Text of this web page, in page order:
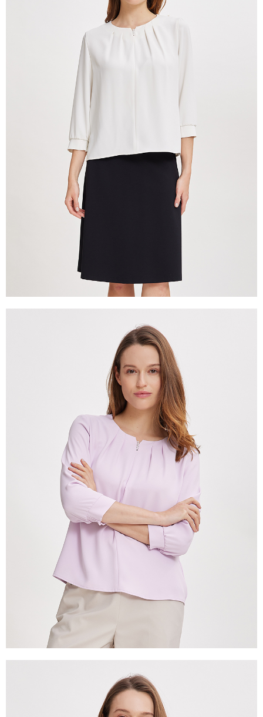
購買商品的店家。未經商家同意取消之訂單仍視為有效，需透過AFTEE先享
※ 交易是否成功請以「AFTEE先享後付 」之結帳頁面顯示為準，若有關於
是否繳費成功／繳費後需取消欲退款等相關疑問，請聯繫「AFTEE先享後付
https://netprotections.freshdesk.com/support/home
１．透過由恩沛科技股份有限公司提供之「AFTEE先享後付」服務完成之交
易，需依本服務之必要範圍內提供個人資料，並將交易相關給付款項請求債
權轉讓予恩沛科技股份有限公司。
２．關於個人資料處理事宜，請瀏覽以下網址：
https://aftee.tw/terms/#terms3
３．未成年的使用者請事先徵得法定代理人或監護人之同意方可使用
「AFTEE先享後付」，若未經同意申辦者引起之損失，本公司不負相關責
４．使用「AFTEE先享後付」時，將依據個別帳號之用戶狀況，依本公司即
時審查核予不同之上限額度；若仍有額度不足之情形，本公司將視審查結果
請求用戶進行身份認證。
５．嚴禁一人註冊多個帳號或使用他人資訊註冊。若發現惡意使用之情形，
恩沛科技股份有限公司將有權停止該用戶之使用額度並採取法律行動。
付款後7-11取貨---滿2000元免運
每筆NT$60，滿NT$2,000(含以上)免運費
每筆NT$120，滿NT$2,000(含以上)免運費